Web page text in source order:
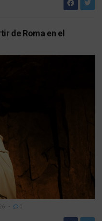
de Roma en el
0